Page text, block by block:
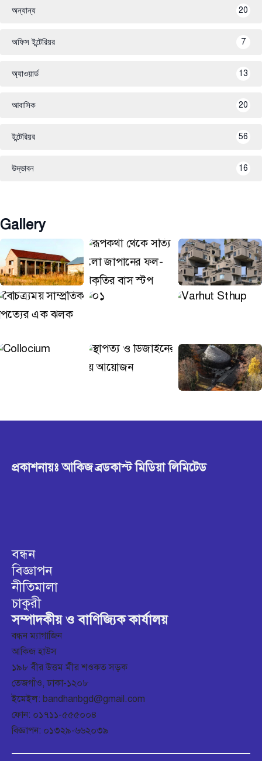
অন্যান্য 20
অফিস ইন্টেরিয়র 7
অ্যাওয়ার্ড 13
আবাসিক 20
ইন্টেরিয়র 56
উদ্ভাবন 16
Gallery
প্রকাশনায়ঃ আকিজ ব্রডকাস্ট মিডিয়া লিমিটেড
বন্ধন
বিজ্ঞাপন
নীতিমালা
চাকুরী
সম্পাদকীয় ও বাণিজ্যিক কার্যালয়
বন্ধন ম্যাগাজিন
আকিজ হাউস
১৯৮ বীর উত্তম মীর শওকত সড়ক
তেজগাঁও, ঢাকা-১২০৮
ইমেইল: bandhanbgd@gmail.com
ফোন: ০১৭১১-৫৫৫০০৪
বিজ্ঞাপন: ০১৩২৯-৬৬২০৩৯